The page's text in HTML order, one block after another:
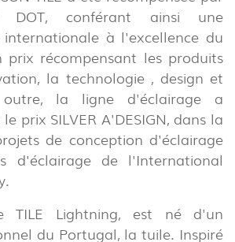
(86)
(22)
(7)
EXPORLUX
conférant ainsi une
internationale à l'excellence du
prix récompensant les produits
la technologie , design et
la ligne d'éclairage a
prix SILVER A'DESIGN, dans la
de conception d'éclairage
d'éclairage de l'International
TILE Lightning, est né d'un
du Portugal, la tuile. Inspiré